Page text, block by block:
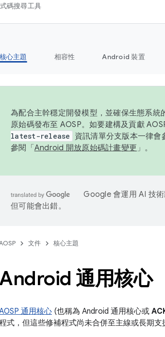
碼搜尋工具
核心主題 相容性 Android 裝置
為配合主幹穩定開發模型，並確保生態系
原始碼發布至 AOSP。如要建構及貢獻
latest-release
資訊清單分支版本一律
參閱「 Android 開放原始碼計畫變更 」。
Google 會運用 AI 技
但可能會出錯。
文件 核心主題
Android 通用核心
通用核心 (也稱為 Android 通用核心或
式，但這些修補程式尚未合併至主線或長期支